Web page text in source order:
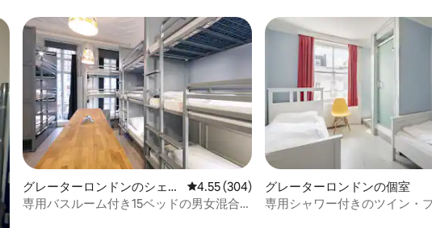
グレーターロンドンのシェア
ルーム
レビュー304件、5つ星中4.55つ星の平均評価
4.55 (304)
専用バスルーム付き15ベッドの男女混合ド
グレーターロンドンの個室
専用シャワー付きのツイン・